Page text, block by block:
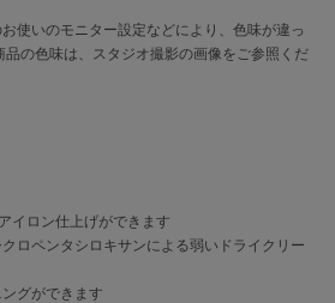
使いのモニター設定などにより、色味が違っ
品の色味は、スタジオ撮影の画像をご参照くだ
イロン仕上げができます
ロペンタシロキサンによる弱いドライクリー
グができます